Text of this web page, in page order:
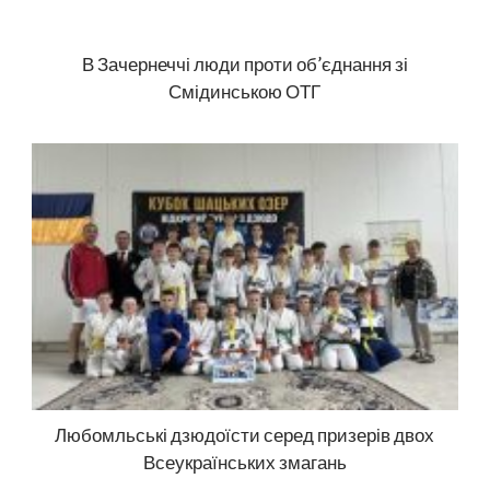
В Зачернеччі люди проти об’єднання зі
Смідинською ОТГ
Любомльські дзюдоїсти серед призерів двох
Всеукраїнських змагань